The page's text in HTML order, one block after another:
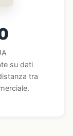
su dati
tra